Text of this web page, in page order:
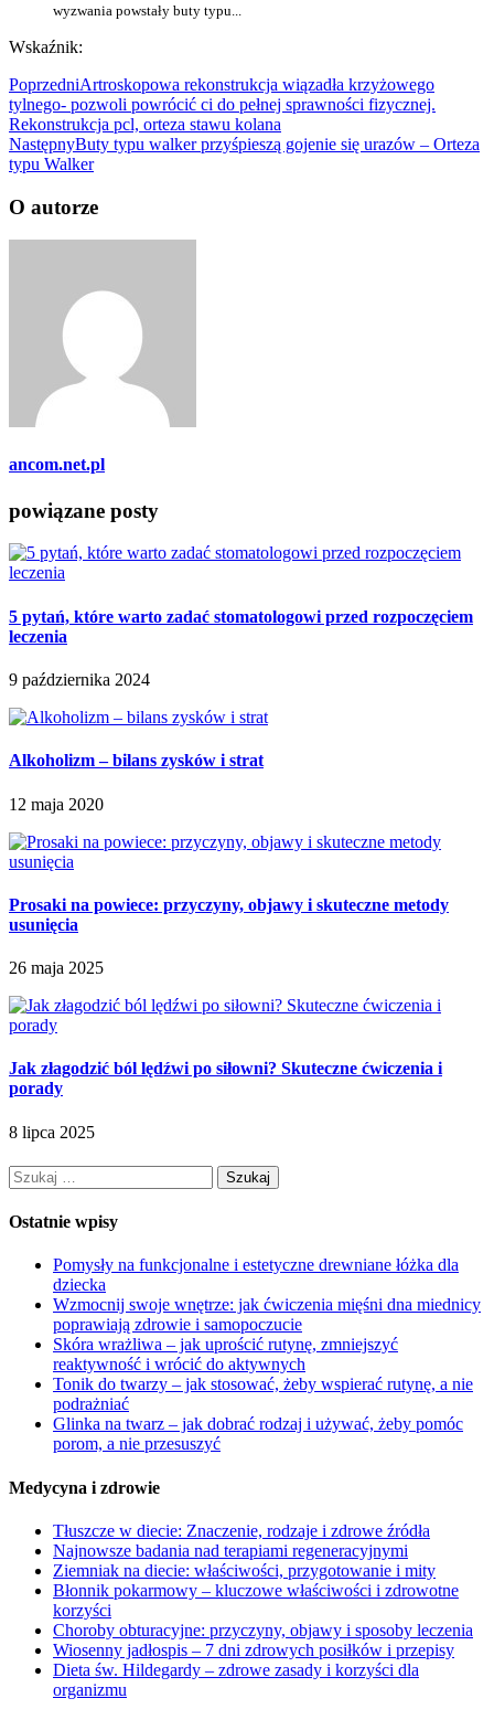
wyzwania powstały buty typu...
Wskaźnik:
PoprzedniArtroskopowa rekonstrukcja wiązadła krzyżowego
tylnego- pozwoli powrócić ci do pełnej sprawności fizycznej.
Rekonstrukcja pcl, orteza stawu kolana
NastępnyButy typu walker przyśpieszą gojenie się urazów – Orteza
typu Walker
O autorze
ancom.net.pl
powiązane posty
5 pytań, które warto zadać stomatologowi przed rozpoczęciem
leczenia
9 października 2024
Alkoholizm – bilans zysków i strat
12 maja 2020
Prosaki na powiece: przyczyny, objawy i skuteczne metody
usunięcia
26 maja 2025
Jak złagodzić ból lędźwi po siłowni? Skuteczne ćwiczenia i
porady
8 lipca 2025
Szukaj:
Ostatnie wpisy
Pomysły na funkcjonalne i estetyczne drewniane łóżka dla
dziecka
Wzmocnij swoje wnętrze: jak ćwiczenia mięśni dna miednicy
poprawiają zdrowie i samopoczucie
Skóra wrażliwa – jak uprościć rutynę, zmniejszyć
reaktywność i wrócić do aktywnych
Tonik do twarzy – jak stosować, żeby wspierać rutynę, a nie
podrażniać
Glinka na twarz – jak dobrać rodzaj i używać, żeby pomóc
porom, a nie przesuszyć
Medycyna i zdrowie
Tłuszcze w diecie: Znaczenie, rodzaje i zdrowe źródła
Najnowsze badania nad terapiami regeneracyjnymi
Ziemniak na diecie: właściwości, przygotowanie i mity
Błonnik pokarmowy – kluczowe właściwości i zdrowotne
korzyści
Choroby obturacyjne: przyczyny, objawy i sposoby leczenia
Wiosenny jadłospis – 7 dni zdrowych posiłków i przepisy
Dieta św. Hildegardy – zdrowe zasady i korzyści dla
organizmu